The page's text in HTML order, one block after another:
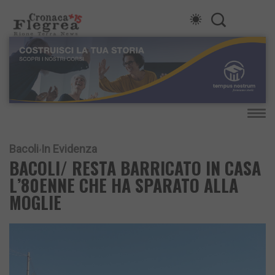
Bacoli In Evidenza
BACOLI/ RESTA BARRICATO IN CASA
L’80ENNE CHE HA SPARATO ALLA
MOGLIE